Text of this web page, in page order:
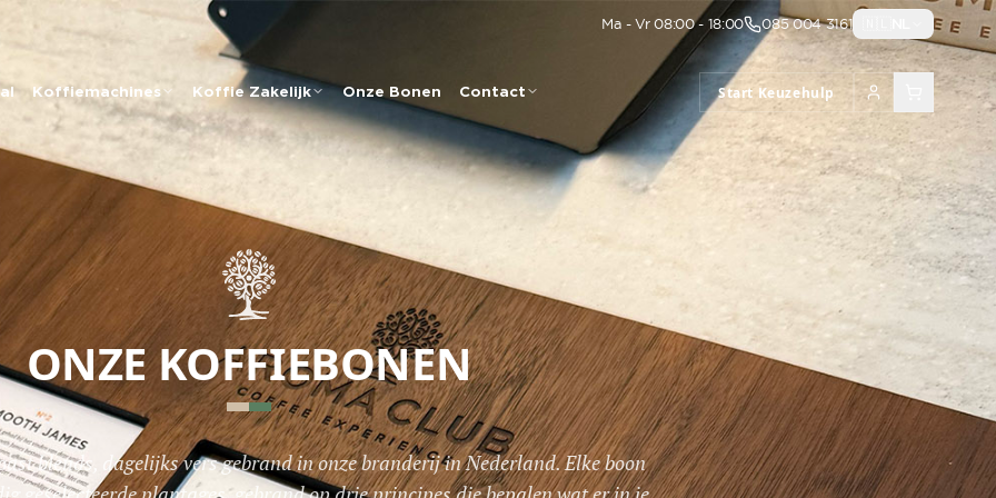
Ma - Vr 08:00 - 18:00 085 004 3161
Koffiemachines Koffie Zakelijk Onze Bonen Contact Start Keuzehulp
ONZE KOFFIEBONEN
blends, dagelijks vers gebrand in onze branderij in Nederland. Elke boon